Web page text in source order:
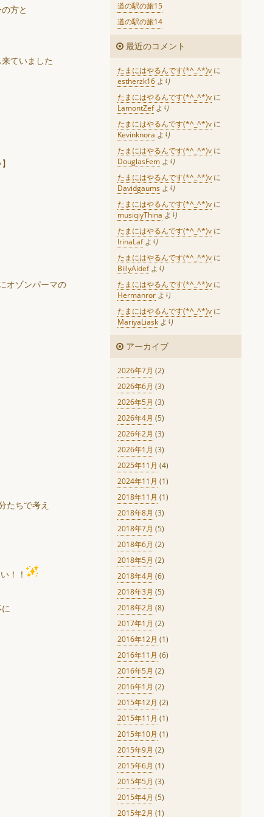
方と
ていました
オゾンパーマの
たちで考え
！！
道の駅の旅15
道の駅の旅14
最近のコメント
たまにはやるんです(*^_^*)v に
estherzk16 より
たまにはやるんです(*^_^*)v に
LamontZefより
たまにはやるんです(*^_^*)v に
Kevinknora より
たまにはやるんです(*^_^*)v に
DouglasFem より
たまにはやるんです(*^_^*)v に
Davidgaums より
たまにはやるんです(*^_^*)v に
musiqiyThina より
たまにはやるんです(*^_^*)v に
IrinaLafより
たまにはやるんです(*^_^*)v に
BillyAidefより
たまにはやるんです(*^_^*)v に
Hermanror より
たまにはやるんです(*^_^*)v に
MariyaLiask より
アーカイブ
2026年7月 (2)
2026年6月 (3)
2026年5月 (3)
2026年4月 (5)
2026年2月 (3)
2026年1月 (3)
2025年11月 (4)
2024年11月 (1)
2018年11月 (1)
2018年8月 (3)
2018年7月 (5)
2018年6月 (2)
2018年5月 (2)
2018年4月 (6)
2018年3月 (5)
2018年2月 (8)
2017年1月 (2)
2016年12月 (1)
2016年11月 (6)
2016年5月 (2)
2016年1月 (2)
2015年12月 (2)
2015年11月 (1)
2015年10月 (1)
2015年9月 (2)
2015年6月 (1)
2015年5月 (3)
2015年4月 (5)
2015年2月 (1)